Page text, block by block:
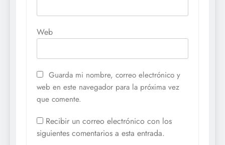
Web
Guarda mi nombre, correo electrónico y
web en este navegador para la próxima vez
que comente.
Recibir un correo electrónico con los
siguientes comentarios a esta entrada.